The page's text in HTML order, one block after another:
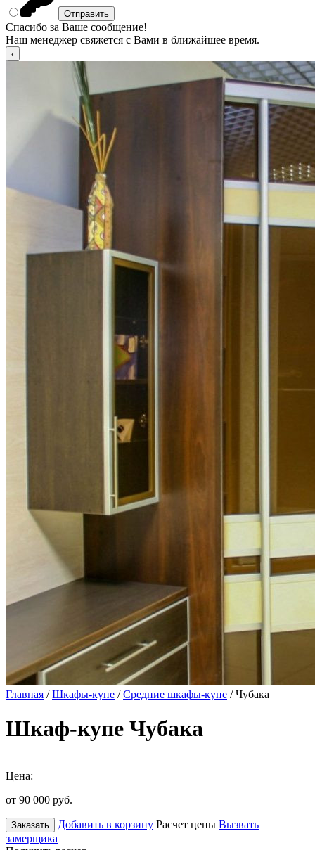
Спасибо за Ваше сообщение!
Наш менеджер свяжется с Вами в ближайшее время.
Главная /Шкафы-купе /Средние шкафы-купе / Чубака
Шкаф-купе Чубака
Цена:
от 90 000 руб.
Заказать Добавить в корзину Расчет цены Вызвать
замерщика